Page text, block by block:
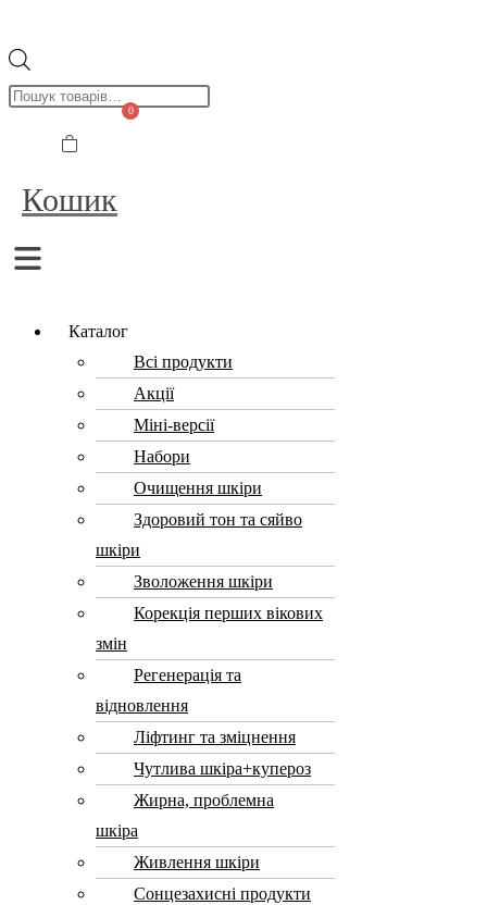
товарів
0
Кошик
Menu
Каталог
Всі продукти
Акції
Міні-версії
Набори
Очищення шкіри
Здоровий тон та сяйво
шкіри
Зволоження шкіри
Корекція перших вікових
змін
Регенерація та
відновлення
Ліфтинг та зміцнення
Чутлива шкіра+купероз
Жирна, проблемна
шкіра
Живлення шкіри
Сонцезахисні продукти